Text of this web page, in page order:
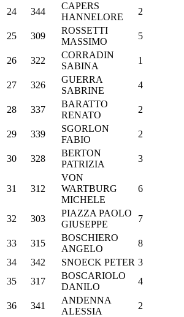
24
344
CAPERS
HANNELORE
2
25 309
ROSSETTI
MASSIMO
5
26 322
CORRADIN
SABINA
1
27 326
GUERRA
SABRINE
4
28
337
BARATTO
RENATO
2
29
339
SGORLON
FABIO
2
30 328
BERTON
PATRIZIA
3
31 312
VON
WARTBURG
MICHELE
6
32 303
PIAZZA PAOLO
GIUSEPPE
7
33
315
BOSCHIERO
ANGELO
8
34
342 SNOECK PETER 3
35
317
BOSCARIOLO
DANILO
4
36
341
ANDENNA
ALESSIA
2